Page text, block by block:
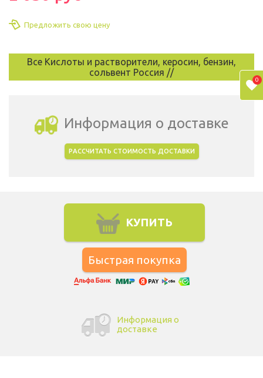
Предложить свою цену
Все Кислоты и растворители, керосин, бензин,
сольвент Россия //
Информация о доставке
РАССЧИТАТЬ СТОИМОСТЬ ДОСТАВКИ
КУПИТЬ
Информация о
доставке
0